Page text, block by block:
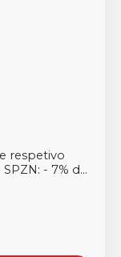
respetivo
- 7% d...